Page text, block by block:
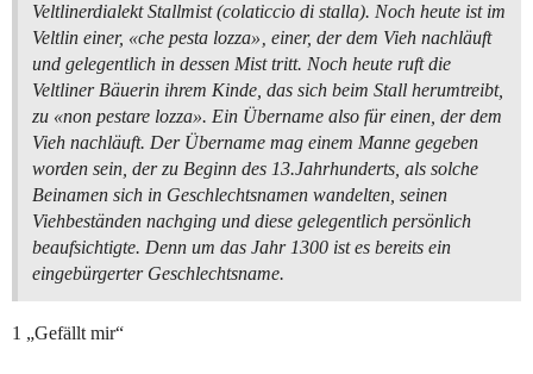
Veltlinerdialekt Stallmist (colaticcio di stalla). Noch heute ist im
Veltlin einer, «che pesta lozza»‚ einer, der dem Vieh nachläuft
und gelegentlich in dessen Mist tritt. Noch heute ruft die
Veltliner Bäuerin ihrem Kinde, das sich beim Stall herumtreibt,
zu «non pestare lozza». Ein Übername also für einen, der dem
Vieh nachläuft. Der Übername mag einem Manne gegeben
worden sein, der zu Beginn des 13.Jahrhunderts, als solche
Beinamen sich in Geschlechtsnamen wandelten, seinen
Viehbeständen nachging und diese gelegentlich persönlich
beaufsichtigte. Denn um das Jahr 1300 ist es bereits ein
eingebürgerter Geschlechtsname.
1 „Gefällt mir“